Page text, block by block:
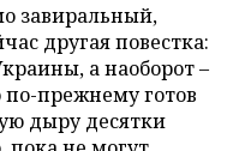
завиральный,
другая повестка:
а наоборот –
по-прежнему готов
дыру десятки